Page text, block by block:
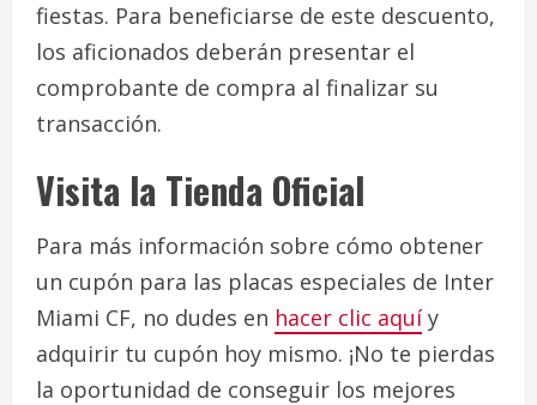
fiestas. Para beneficiarse de este descuento,
los aficionados deberán presentar el
comprobante de compra al finalizar su
transacción.
Visita la Tienda Oficial
Para más información sobre cómo obtener
un cupón para las placas especiales de Inter
Miami CF, no dudes en hacer clic aquíy
adquirir tu cupón hoy mismo. ¡No te pierdas
la oportunidad de conseguir los mejores